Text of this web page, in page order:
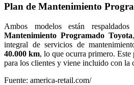
Plan de Mantenimiento
Ambos modelos están
Mantenimiento Programado Toyota
integral de servicios de
40.000 km, lo que ocurra primero.
para los clientes y viene incluido con la
Fuente: america-retail.com/